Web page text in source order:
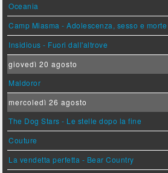
Oceania
Camp Miasma - Adolescenza, sesso e morte
Insidious - Fuori dall'altrove
giovedì 20 agosto
Maldoror
mercoledì 26 agosto
The Dog Stars - Le stelle dopo la fine
Couture
La vendetta perfetta - Bear Country